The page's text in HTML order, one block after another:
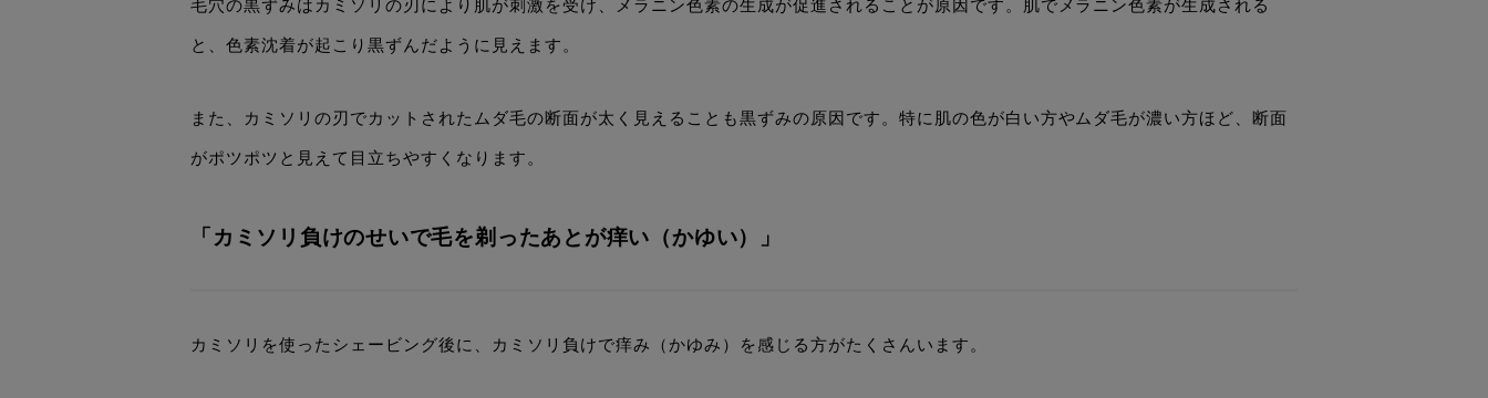
毛穴の黒ずみはカミソリの刃により肌が刺激を受け、メラニン色素の生成が促進されることが原因です。肌でメラニン色素が生成される
と、色素沈着が起こり黒ずんだように見えます。
また、カミソリの刃でカットされたムダ毛の断面が太く見えることも黒ずみの原因です。特に肌の色が白い方やムダ毛が濃い方ほど、断面
がポツポツと見えて目立ちやすくなります。
「カミソリ負けのせいで毛を剃ったあとが痒い（かゆい）」
カミソリを使ったシェービング後に、カミソリ負けで痒み（かゆみ）を感じる方がたくさんいます。